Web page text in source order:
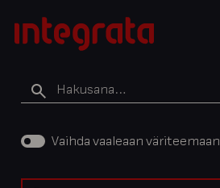
sisältöön
Integratan
tietopankki
Hakusana
Vaihda vaaleaan väriteemaan